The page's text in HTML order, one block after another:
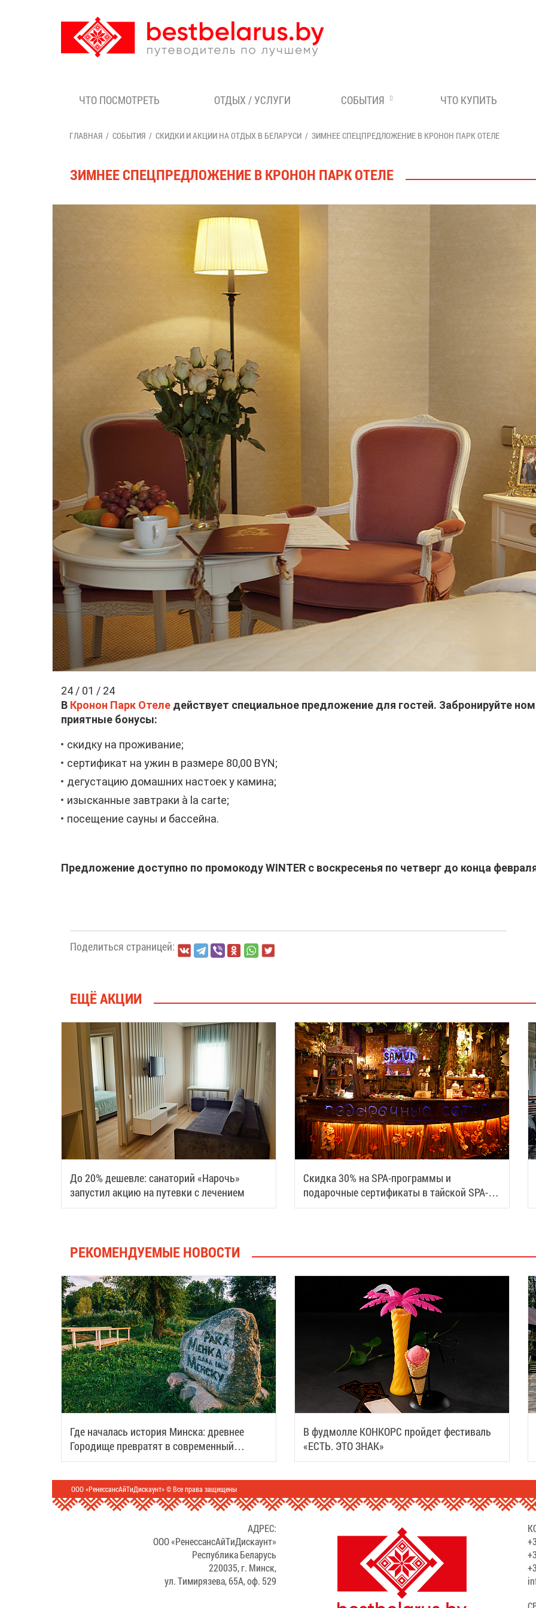
ЧТО ПОСМОТРЕТЬ ОТДЫХ / УСЛУГИ СОБЫТИЯ ЧТО КУПИТЬ
ГЛАВНАЯ СОБЫТИЯ СКИДКИ И АКЦИИ НА ОТДЫХ В БЕЛАРУСИ ЗИМНЕЕ СПЕЦПРЕДЛОЖЕНИЕ В КРОНОН ПАРК ОТЕЛЕ
ЗИМНЕЕ СПЕЦПРЕДЛОЖЕНИЕ В КРОНОН ПАРК ОТЕЛЕ
24 / 01 / 24
В Кронон Парк Отеле действует специальное предложение для гостей. Забронируйте
приятные бонусы:
скидку на проживание;
сертификат на ужин в размере 80,00 BYN;
дегустацию домашних настоек у камина;
изысканные завтраки à la carte;
посещение сауны и бассейна.
Предложение доступно по промокоду WINTER с воскресенья по четверг до конца
Поделиться страницей:
ЕЩЁ АКЦИИ
До 20% дешевле: санаторий «Нарочь»
запустил акцию на путевки с лечением
Скидка 30% на SPA-программы и
подарочные сертификаты в тайской SPA-
деревне Samui
РЕКОМЕНДУЕМЫЕ НОВОСТИ
Где началась история Минска: древнее
Городище превратят в современный
туристический центр
В фудмолле КОНКОРС пройдет фестиваль
«ЕСТЬ. ЭТО ЗНАК»
ООО «РенессансАйТиДискаунт» © Все права защищены
АДРЕС:
ООО «РенессансАйТиДискаунт»
Республика Беларусь
220035, г. Минск,
ул. Тимирязева, 65А, оф. 529